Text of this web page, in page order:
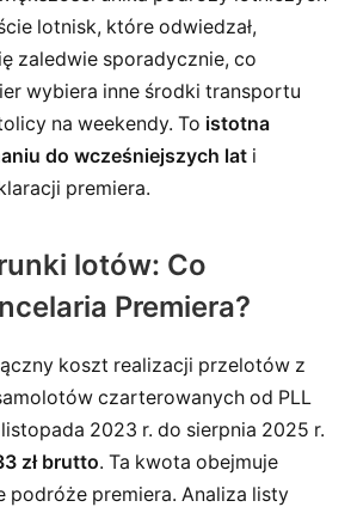
lotnisk, które odwiedzał,
zaledwie sporadycznie, co
wybiera inne środki transportu
na weekendy. To istotna
do wcześniejszych lat i
premiera.
lotów: Co
Premiera?
koszt realizacji przelotów z
czarterowanych od PLL
2023 r. do sierpnia 2025 r.
zł brutto. Ta kwota obejmuje
podróże premiera. Analiza listy